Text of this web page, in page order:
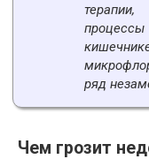
ряд
Чем грозит